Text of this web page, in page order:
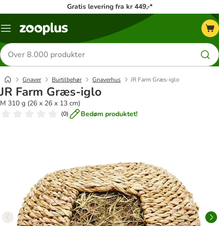
Gratis levering fra kr 449,-*
Menu
Søg
efter
produkter
Gnaver Burtilbehør Gnaverhus JR Farm Græs-iglo
JR Farm Græs-iglo
M 310 g (26 x 26 x 13 cm)
(0) Bedøm produktet!